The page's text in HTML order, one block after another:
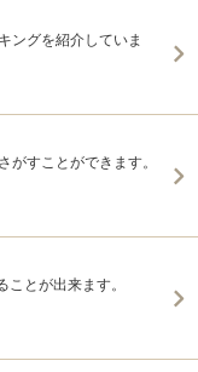
ングを紹介していま
がすことができます。
とが出来ます。